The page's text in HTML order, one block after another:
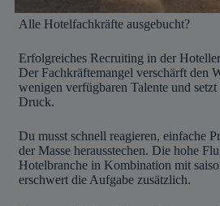
Alle Hotelfachkräfte ausgebucht?
Erfolgreiches Recruiting in der
Der Fachkräftemangel verschärft den
wenigen verfügbaren Talente und
Druck.
Du musst schnell reagieren, einfache
der Masse herausstechen. Die hohe
Hotelbranche in Kombination mit
erschwert die Aufgabe zusätzlich.